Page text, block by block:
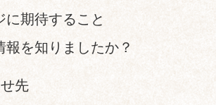
に期待すること
報を知りましたか？
先